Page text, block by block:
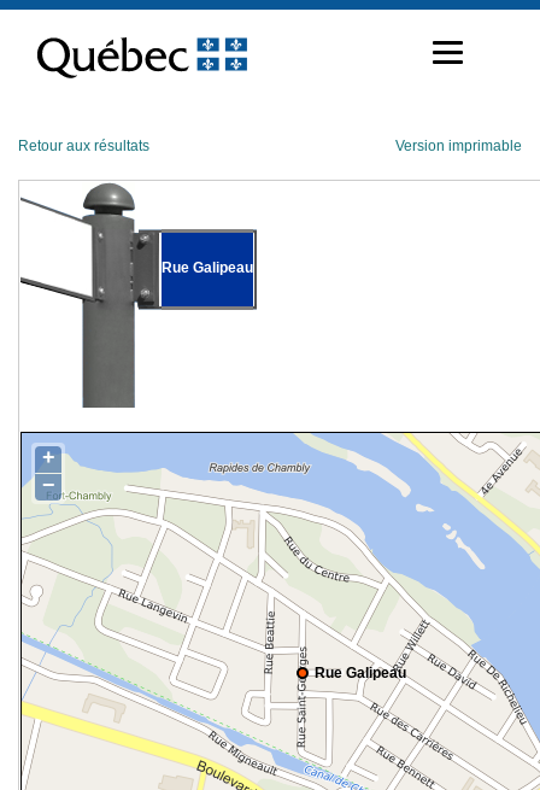
contenu
Retour aux résultats Version imprimable
Rue Galipeau
Rue Galipeau
+
−